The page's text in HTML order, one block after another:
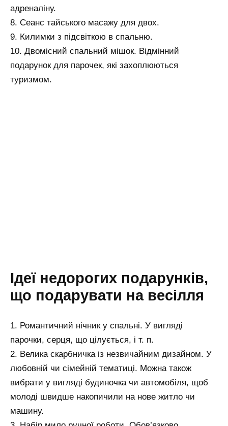
адреналіну.
8. Сеанс тайського масажу для двох.
9. Килимки з підсвіткою в спальню.
10. Двомісний спальний мішок. Відмінний
подарунок для парочек, які захоплюються
туризмом.
Ідеї недорогих подарунків,
що подарувати на весілля
1. Романтичний нічник у спальні. У вигляді
парочки, серця, що цілується, і т. п.
2. Велика скарбничка із незвичайним дизайном. У
любовній чи сімейній тематиці. Можна також
вибрати у вигляді будиночка чи автомобіля, щоб
молоді швидше накопичили на нове житло чи
машину.